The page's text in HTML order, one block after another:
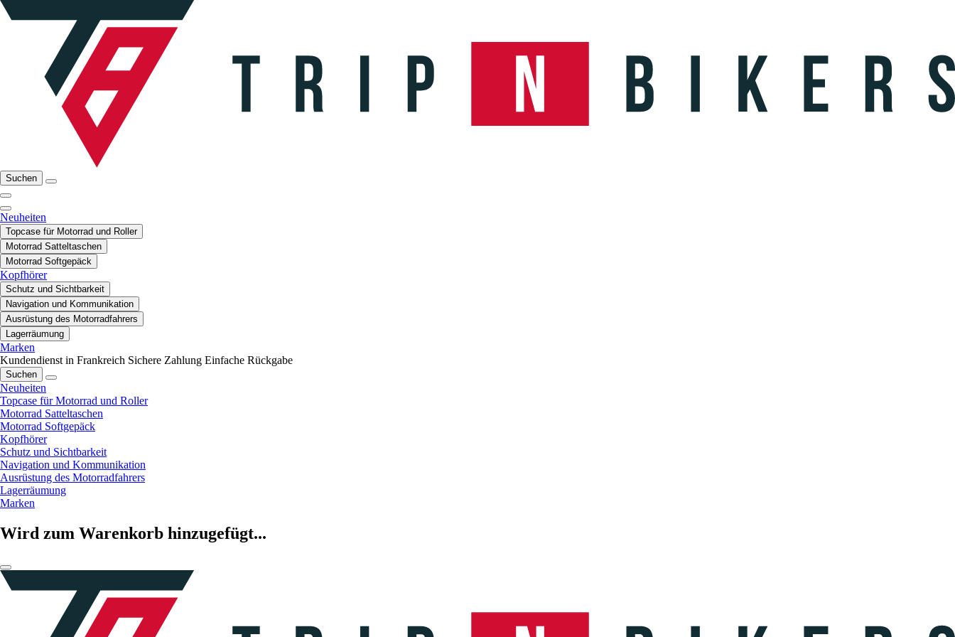
Suchen
Neuheiten
Topcase für Motorrad und Roller
Motorrad Satteltaschen
Motorrad Softgepäck
Kopfhörer
Schutz und Sichtbarkeit
Navigation und Kommunikation
Ausrüstung des Motorradfahrers
Lagerräumung
Marken
Kundendienst in Frankreich Sichere Zahlung Einfache Rückgabe
Suchen
Neuheiten
Topcase für Motorrad und Roller
Motorrad Satteltaschen
Motorrad Softgepäck
Kopfhörer
Schutz und Sichtbarkeit
Navigation und Kommunikation
Ausrüstung des Motorradfahrers
Lagerräumung
Marken
Wird zum Warenkorb hinzugefügt...